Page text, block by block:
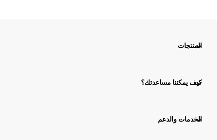
المنتجات
كيف يمكننا مساعدتك؟
الخدمات والدعم